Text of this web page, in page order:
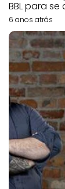
BBL para
6 anos atrás